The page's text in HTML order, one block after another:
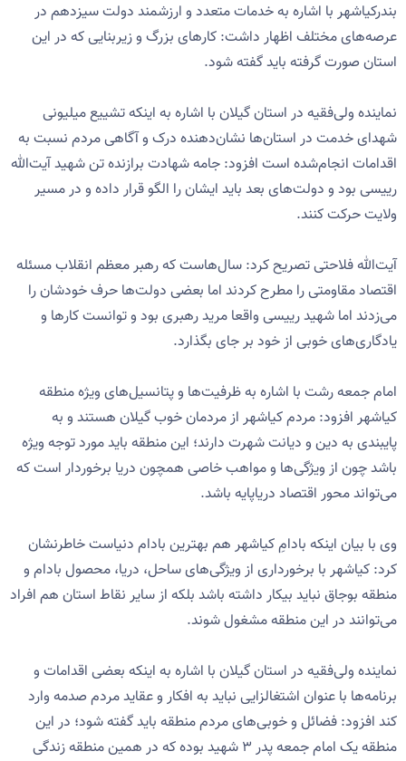
بندرکیاشهر با اشاره به خدمات متعدد و ارزشمند دولت سیزدهم در
عرصه‌های مختلف اظهار داشت: کارهای بزرگ و زیربنایی که در این
استان صورت گرفته باید گفته شود.
نماینده ولی‌فقیه در استان گیلان با اشاره به اینکه تشییع میلیونی
شهدای خدمت در استان‌ها نشان‌دهنده درک و آگاهی مردم نسبت به
اقدامات انجام‌شده است افزود: جامه شهادت برازنده تن شهید آیت‌الله
رییسی بود و دولت‌های بعد باید ایشان را الگو قرار داده و در مسیر
ولایت حرکت کنند.
آیت‌الله فلاحتی تصریح کرد: سال‌هاست که رهبر معظم انقلاب مسئله
اقتصاد مقاومتی را مطرح کردند اما بعضی دولت‌ها حرف خودشان را
می‌زدند اما شهید رییسی واقعا مرید رهبری بود و توانست کارها و
یادگاری‌های خوبی از خود بر جای بگذارد.
امام جمعه رشت با اشاره به ظرفیت‌ها و پتانسیل‌های ویژه منطقه
کیاشهر افزود: مردم کیاشهر از مردمان خوب گیلان هستند و به
پایبندی به دین و دیانت شهرت دارند؛ این منطقه باید مورد توجه ویژه
باشد چون از ویژگی‌ها و مواهب خاصی همچون دریا برخوردار است که
می‌تواند محور اقتصاد دریاپایه باشد.
وی با بیان اینکه بادامِ کیاشهر هم بهترین بادام دنیاست خاطرنشان
کرد: کیاشهر با برخورداری از ویژگی‌های ساحل، دریا، محصول بادام و
منطقه بوجاق نباید بیکار داشته باشد بلکه از سایر نقاط استان هم افراد
می‌توانند در این منطقه مشغول شوند.
نماینده ولی‌فقیه در استان گیلان با اشاره به اینکه بعضی اقدامات و
برنامه‌ها با عنوان اشتغالزایی نباید به افکار و عقاید مردم صدمه وارد
کند افزود: فضائل و خوبی‌های مردم منطقه باید گفته شود؛ در این
منطقه یک امام جمعه پدر ۳ شهید بوده که در همین منطقه زندگی